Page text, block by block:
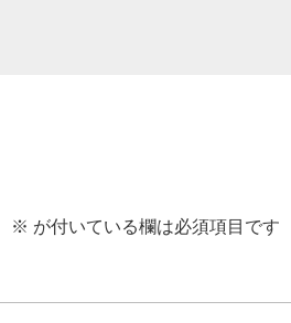
※ が付いている欄は必須項目です